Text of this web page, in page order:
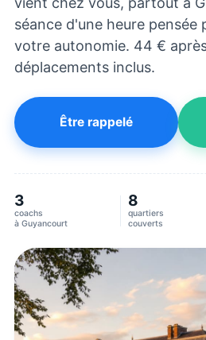
séance d'une heure
votre autonomie. 44 €
déplacements inclus.
Être rappelé
3
coachs
à Guyancourt
8
quartiers
couverts